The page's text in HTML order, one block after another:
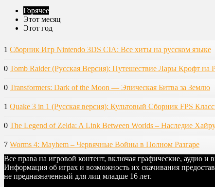
Горячее
Этот месяц
Этот год
1 Сборник Игр Nintendo 3DS CIA: Все хиты на русском языке
0 Tomb Raider (Русская Версия): Путешествие Лары Крофт на
0 Transformers: Dark of the Moon — Эпическая Битва за Землю
1 Quake 3 in 1 (Русская версия): Культовый Сборник FPS
0 The Legend of Zelda: A Link Between Worlds – Наследие
7 Worms 4: Mayhem – Червячные Войны в Полном Разгаре
Все права на игровой контент, включая графические, аудио
Информация об играх и возможность их скачивания
не предназначенный для лиц младше 16 лет.